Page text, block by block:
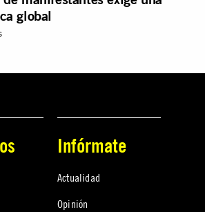
global
Infórmate
Actualidad
Opinión